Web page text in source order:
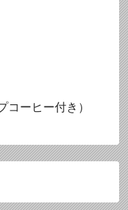
コーヒー付き）